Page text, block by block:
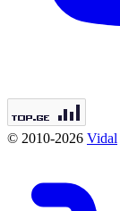
© 2010-2026 Vidal